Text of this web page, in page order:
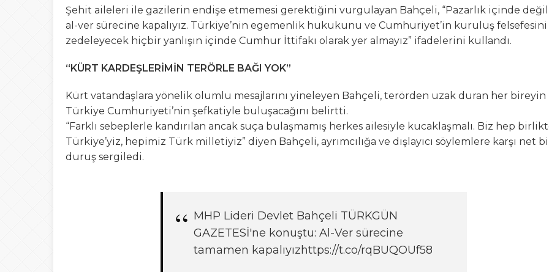
Şehit aileleri ile gazilerin endişe etmemesi gerektiğini vurgulayan Bahçeli, “Pazarlık içinde
al-ver sürecine kapalıyız. Türkiye’nin egemenlik hukukunu ve Cumhuriyet’in kuruluş felsefesini
zedeleyecek hiçbir yanlışın içinde Cumhur İttifakı olarak yer almayız” ifadelerini kullandı.
“KÜRT KARDEŞLERİMİN TERÖRLE BAĞI YOK”
Kürt vatandaşlara yönelik olumlu mesajlarını yineleyen Bahçeli, terörden uzak duran her bireyin
Türkiye Cumhuriyeti’nin şefkatiyle buluşacağını belirtti.
“Farklı sebeplerle kandırılan ancak suça bulaşmamış herkes ailesiyle kucaklaşmalı. Biz hep
Türkiye’yiz, hepimiz Türk milletiyiz” diyen Bahçeli, ayrımcılığa ve dışlayıcı söylemlere karşı net
duruş sergiledi.
MHP Lideri Devlet Bahçeli TÜRKGÜN
GAZETESİ'ne konuştu: Al-Ver sürecine
tamamen kapalıyızhttps://t.co/rqBUQOUf58